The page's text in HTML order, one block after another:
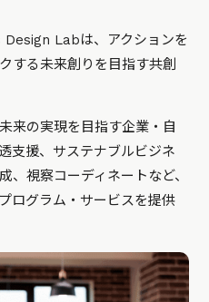
Labは、アクションを
する未来創りを目指す共創
来の実現を目指す企業・自
支援、サステナブルビジネ
、視察コーディネートなど、
ログラム・サービスを提供